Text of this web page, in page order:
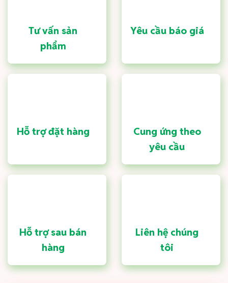
Tư vấn sản
phẩm
Yêu cầu báo giá
Hỗ trợ đặt hàng
Cung ứng theo
yêu cầu
Hỗ trợ sau bán
hàng
Liên hệ chúng
tôi